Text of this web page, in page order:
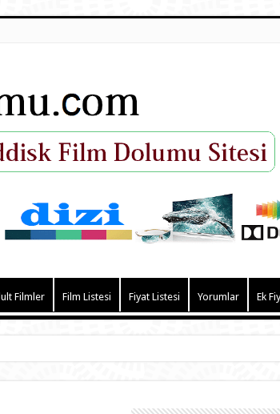
Filmler Film Listesi Fiyat Listesi Yorumlar Ek